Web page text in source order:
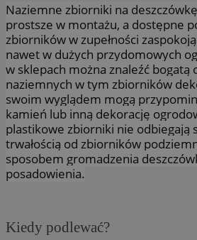
Naziemne zbiorniki na
prostsze w montażu, a dostępne
zbiorników w zupełności
nawet w dużych przydomowych
w sklepach można znaleźć
naziemnych w tym zbiorników
swoim wyglądem mogą
kamień lub inną dekorację
plastikowe zbiorniki nie odbiegają
trwałością od zbiorników
sposobem gromadzenia
posadowienia.
Kiedy podlewać?